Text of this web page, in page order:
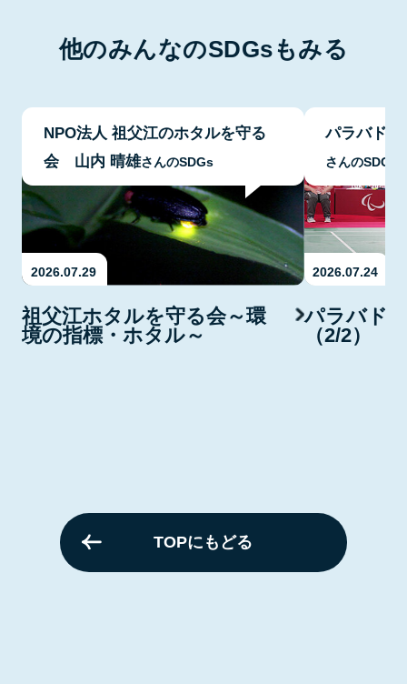
他のみんなのSDGsもみる
NPO法人 祖父江のホタルを守る
会 山内 晴雄さんのSDGs
2026.07.29
祖父江ホタルを守る会～環
境の指標・ホタル～
パラバド
さんのSDGs
2026.07.24
パラバド
（2/2）
TOPにもどる